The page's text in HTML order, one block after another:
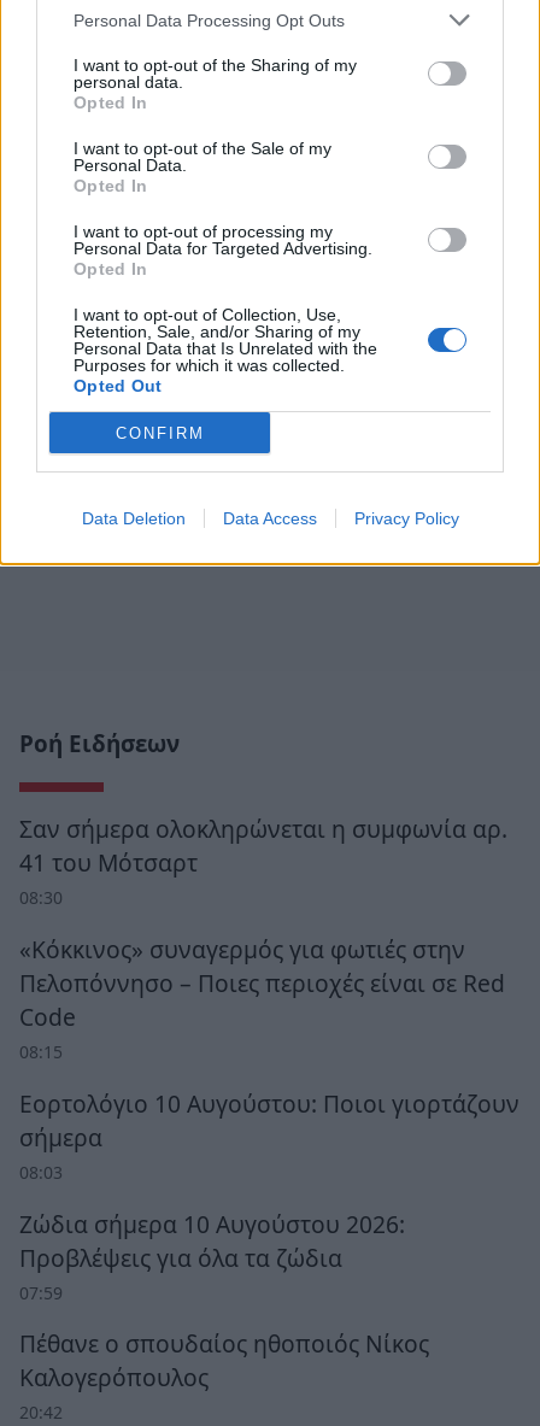
Personal Data Processing Opt Outs
I want to opt-out of the Sharing of my
personal data.
Opted In
I want to opt-out of the Sale of my
Personal Data.
Opted In
I want to opt-out of processing my
Personal Data for Targeted Advertising.
Opted In
I want to opt-out of Collection, Use,
Retention, Sale, and/or Sharing of my
Personal Data that Is Unrelated with the
Purposes for which it was collected.
Opted Out
CONFIRM
Data Deletion Data Access Privacy Policy
Ροή Ειδήσεων
Σαν σήμερα ολοκληρώνεται η συμφωνία αρ.
41 του Μότσαρτ
08:30
«Κόκκινος» συναγερμός για φωτιές στην
Πελοπόννησο – Ποιες περιοχές είναι σε Red
Code
08:15
Εορτολόγιο 10 Αυγούστου: Ποιοι γιορτάζουν
σήμερα
08:03
Ζώδια σήμερα 10 Αυγούστου 2026:
Προβλέψεις για όλα τα ζώδια
07:59
Πέθανε ο σπουδαίος ηθοποιός Νίκος
Καλογερόπουλος
20:42